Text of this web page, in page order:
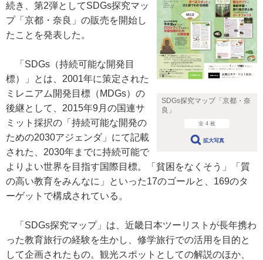
SDGs探究マップ「京都・奈
良」
全 4 枚
拡大写真
続き、第2弾としてSDGs探究マッ
プ「京都・奈良」の販売を開始し
たことを発表した。
「SDGs（持続可能な開発目
標）」とは、2001年に策定された
ミレニアム開発目標（MDGs）の
後継として、2015年9月の国連サ
ミット採択の「持続可能な開発の
ための2030アジェンダ」にて記載
された、2030年までに持続可能で
よりよい世界を目指す国際目標。「貧困をなくそう」「質
の高い教育をみんなに」といった17のゴールと、169のタ
ーゲットで構成されている。
「SDGs探究マップ」は、近畿日本ツーリストが長年携わ
った教育旅行の経験を生かし、修学旅行での活用を目的と
して企画されたもの。観光スポットとしての解説のほか、